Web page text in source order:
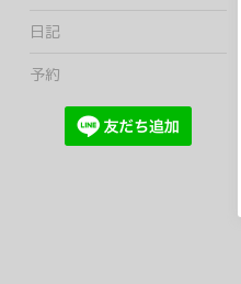
日記
予約